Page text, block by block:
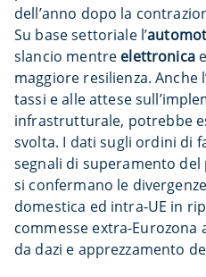
dell’anno dopo la
Su base settoriale l’
slancio mentre elettronicae
maggiore resilienza. Anche
tassi e alle attese
infrastrutturale, potrebbe
svolta. I dati sugli ordini di
segnali di superamento
si confermano le
domestica ed intra-UE in
commesse extra-Eurozona
da dazi e apprezzamento